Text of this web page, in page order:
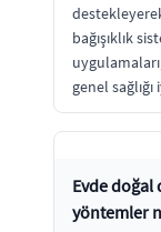
bağışıklık
genel
Evde doğal
yöntemler